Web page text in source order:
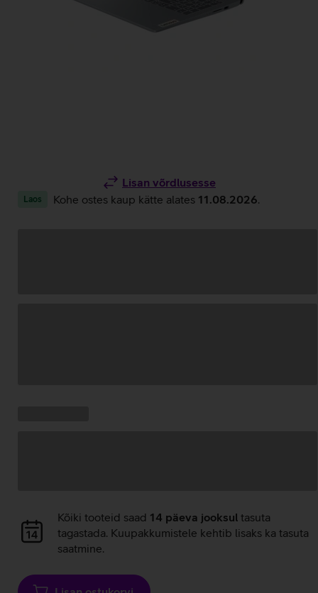
Lisan võrdlusesse
Laos Kohe ostes kaup kätte alates 11.08.2026
Andmete
laadimine
Kõiki tooteid saad 14 päeva jooksul tasuta
tagastada. Kuupakkumistele kehtib lisaks ka tasuta
saatmine.